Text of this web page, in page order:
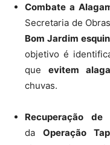
Combate a
Secretaria de
Bom Jardim
objetivo é
que evitem
chuvas.
Recuperação de
daOperação